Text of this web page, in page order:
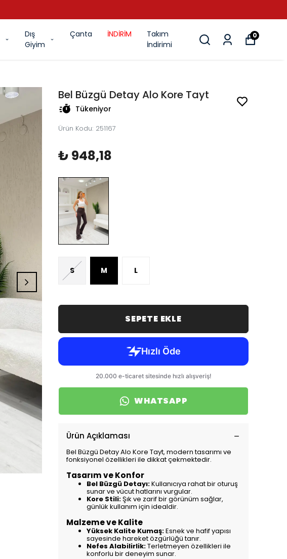
Dış
Giyim
Çanta İNDİRİM
Takım
İndirimi
0
Bel Büzgü Detay Alo Kore Tayt
Tükeniyor
Ürün Kodu: 251167
₺ 948,18
S M L
SEPETE EKLE
WHATSAPP
Ürün Açıklaması
Bel Büzgü Detay Alo Kore Tayt, modern tasarımı ve
fonksiyonel özellikleri ile dikkat çekmektedir.
Tasarım ve Konfor
Bel Büzgü Detayı:Kullanıcıya rahat bir oturuş
sunar ve vücut hatlarını vurgular.
Kore Stili:Şık ve zarif bir görünüm sağlar,
günlük kullanım için idealdir.
Malzeme ve Kalite
Yüksek Kalite Kumaş:Esnek ve hafif yapısı
sayesinde hareket özgürlüğü tanır.
Nefes Alabilirlik:Terletmeyen özellikleri ile
konforlu bir deneyim sunar.